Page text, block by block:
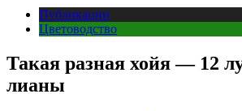
Публикации
Цветоводство
Такая разная хойя — 12
лианы